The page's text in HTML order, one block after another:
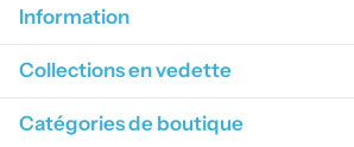
Information
Collections en vedette
Catégories de boutique